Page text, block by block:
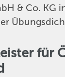
& Co. KG
für